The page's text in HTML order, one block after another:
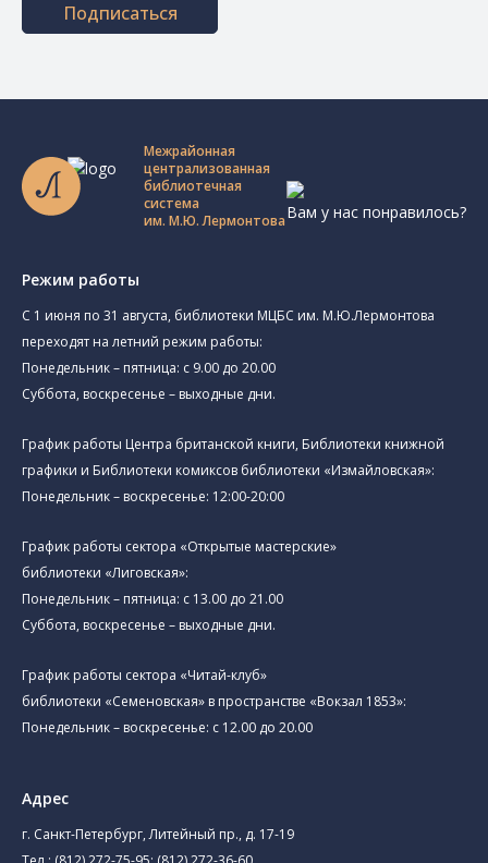
Подписаться
Межрайонная
централизованная
библиотечная
система
им. М.Ю. ЛермонтоваВам у нас понравилось?
Режим работы
C 1 июня по 31 августа, библиотеки МЦБС им. М.Ю.Лермонтова
переходят на летний режим работы:
Понедельник – пятница: с 9.00 до 20.00
Суббота, воскресенье – выходные дни.
График работы Центра британской книги, Библиотеки книжной
графики и Библиотеки комиксов библиотеки «Измайловская»:
Понедельник – воскресенье: 12:00-20:00
График работы сектора «Открытые мастерские»
библиотеки «Лиговская»:
Понедельник – пятница: с 13.00 до 21.00⁠
Суббота, воскресенье – выходные дни.
График работы сектора «Читай-клуб»
библиотеки «Семеновская» в пространстве «Вокзал 1853»:
Понедельник – воскресенье: с 12.00 до 20.00
Адрес
г. Санкт-Петербург, Литейный пр., д. 17-19